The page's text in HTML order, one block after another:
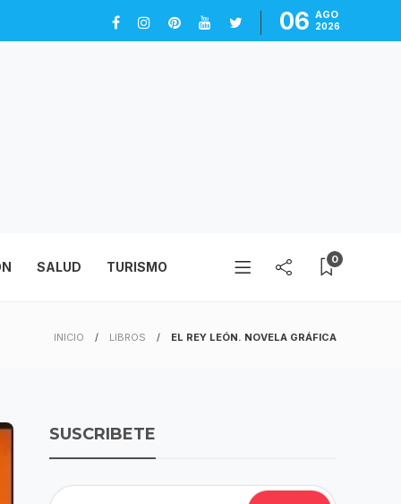
06 AGO
2026
SALUD TURISMO 0
INICIO LIBROS EL REY LEÓN. NOVELA GRÁFICA
SUSCRIBETE